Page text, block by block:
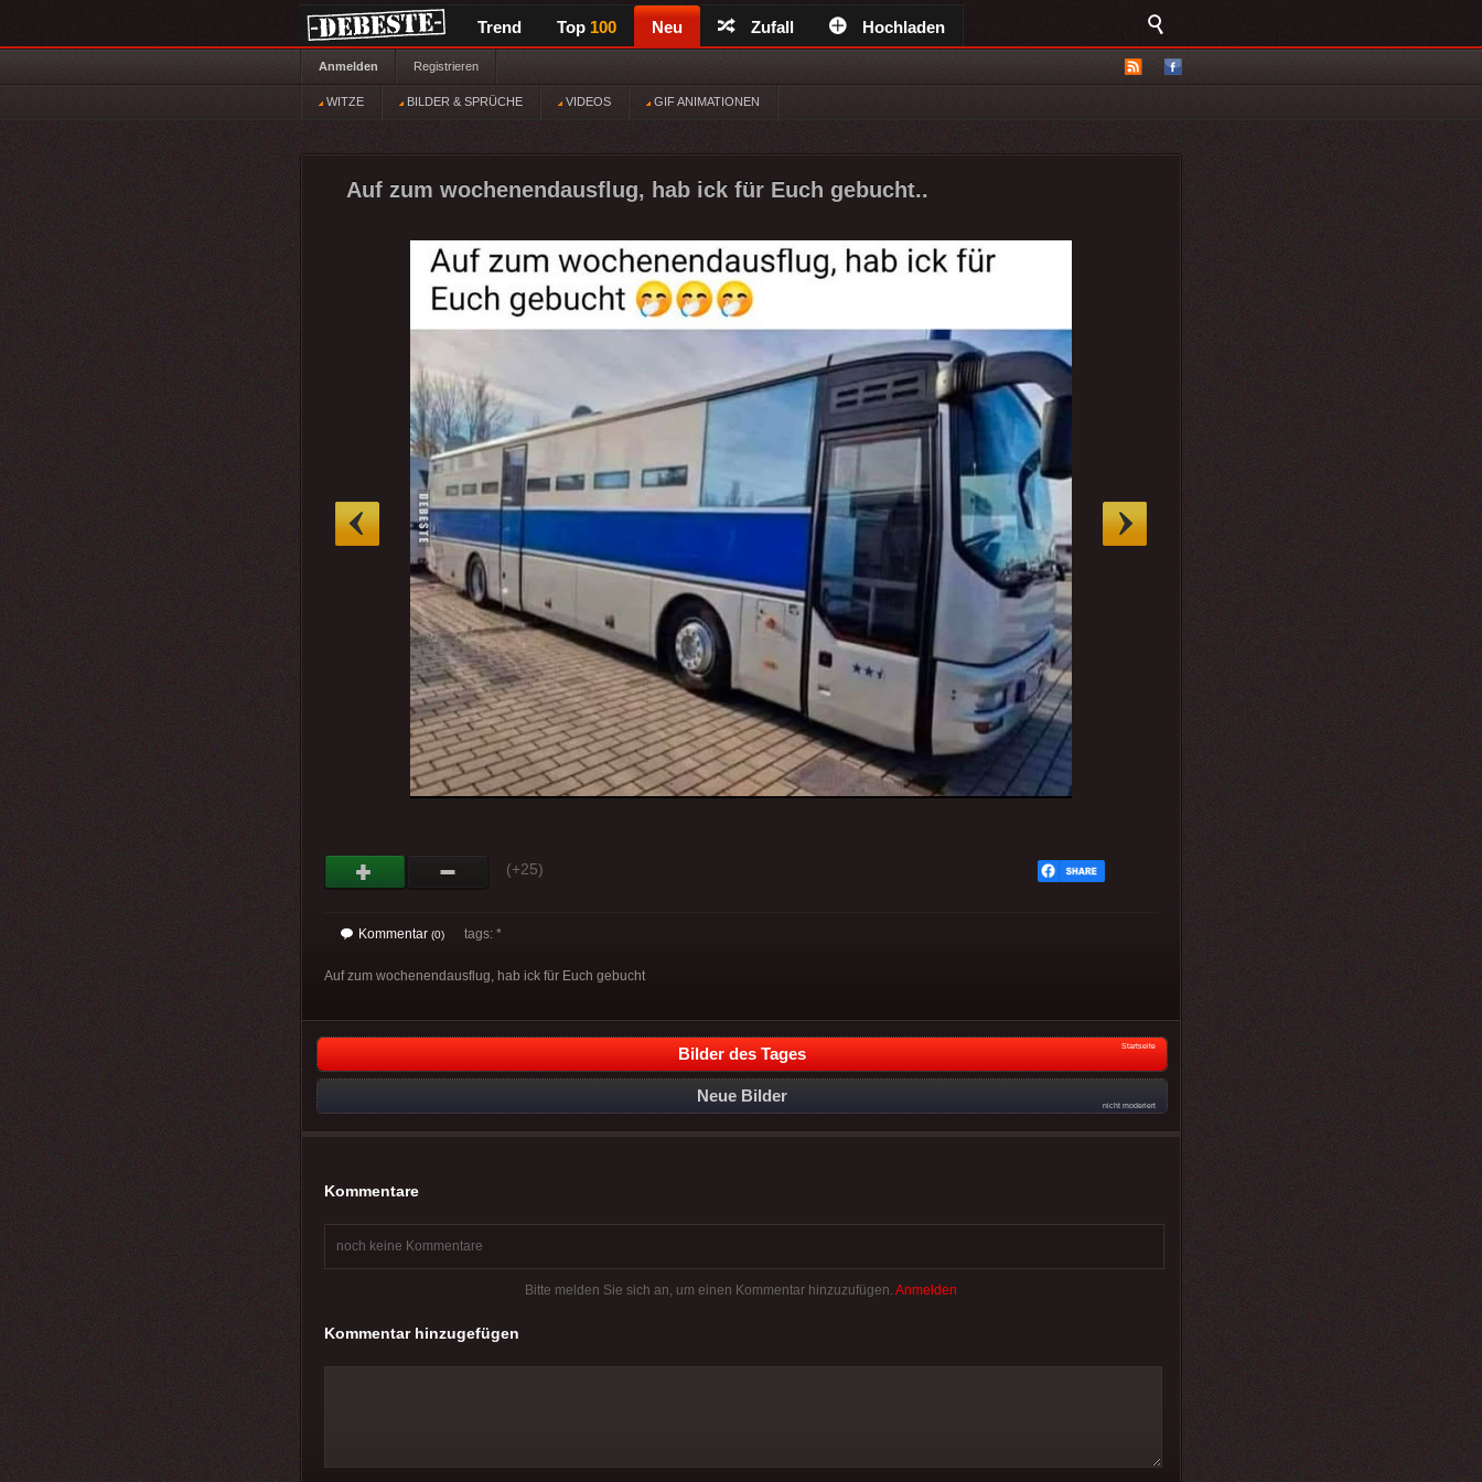
Trend Top 100 Neu Zufall Hochladen
Anmelden Registrieren
WITZE BILDER & SPRÜCHE VIDEOS GIF ANIMATIONEN
Auf zum wochenendausflug, hab ick für Euch gebucht..
(+25)
Kommentar (0) tags: *
Auf zum wochenendausflug, hab ick für Euch gebucht
Bilder des Tages Startseite
Neue Bilder
nicht moderiert
Kommentare
noch keine Kommentare
Bitte melden Sie sich an, um einen Kommentar hinzuzufügen. Anmelden
Kommentar hinzugefügen